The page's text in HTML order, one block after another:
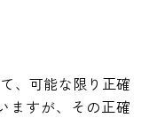
、可能な限り正確
ますが、その正確